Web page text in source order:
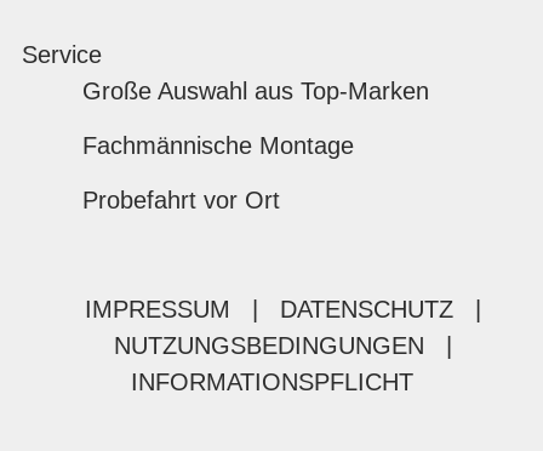
Service
Große Auswahl aus Top-Marken
Fachmännische Montage
Probefahrt vor Ort
IMPRESSUM DATENSCHUTZ
NUTZUNGSBEDINGUNGEN
INFORMATIONSPFLICHT